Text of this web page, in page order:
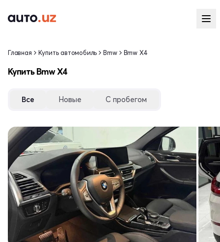
Главная Купить автомобиль Bmw Bmw X4
Купить Bmw X4
Все Новые С пробегом